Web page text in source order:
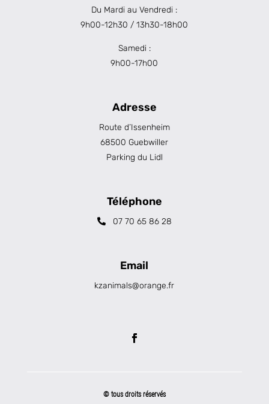
Du Mardi au Vendredi :
9h00-12h30 / 13h30-18h00
Samedi :
9h00-17h00
Adresse
Route d’Issenheim
68500 Guebwiller
Parking du Lidl
Téléphone
07 70 65 86 28
Email
kzanimals@orange.fr
© tous droits réservés